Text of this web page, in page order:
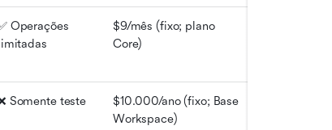
Operações
limitadas
$9/mês (fixo; plano
Core)
Somente teste
$10.000/ano (fixo; Base
Workspace)